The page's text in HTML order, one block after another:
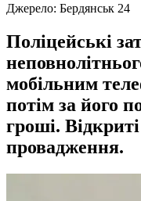
Джерело: Бердянськ 24
Поліцейські
мобільним
потім за його
гроші.
провадження.